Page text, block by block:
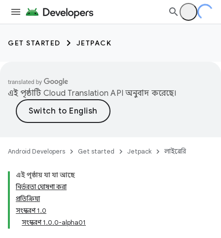
GET STARTED JETPACK
এই পৃষ্ঠাটি Cloud Translation API অনুবাদ করেছে।
Android Developers Get started Jetpack লাইব্রেরি
এই পৃষ্ঠায় যা যা আছে
নির্ভরতা ঘোষণা করা
প্রতিক্রিয়া
সংস্করণ 1.0
সংস্করণ 1.0.0-alpha01